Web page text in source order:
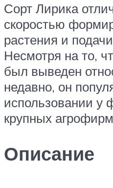
Сорт Лирика
скоростью
растения и
Несмотря на то,
был выведен
недавно, он
использовании у
крупных
Описание